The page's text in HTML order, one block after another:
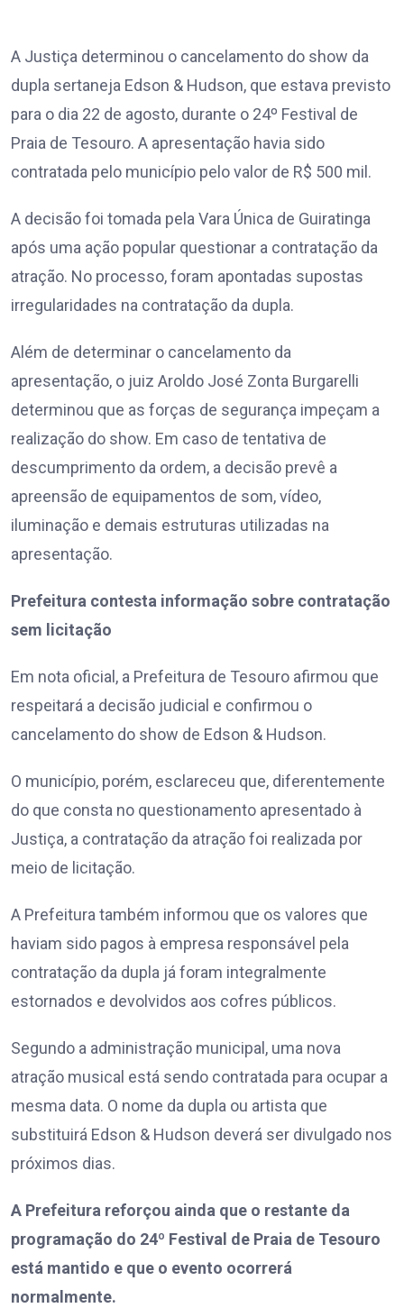
A Justiça determinou o cancelamento do show da
dupla sertaneja Edson & Hudson, que estava previsto
para o dia 22 de agosto, durante o 24º Festival de
Praia de Tesouro. A apresentação havia sido
contratada pelo município pelo valor de R$ 500 mil.
A decisão foi tomada pela Vara Única de Guiratinga
após uma ação popular questionar a contratação da
atração. No processo, foram apontadas supostas
irregularidades na contratação da dupla.
Além de determinar o cancelamento da
apresentação, o juiz Aroldo José Zonta Burgarelli
determinou que as forças de segurança impeçam a
realização do show. Em caso de tentativa de
descumprimento da ordem, a decisão prevê a
apreensão de equipamentos de som, vídeo,
iluminação e demais estruturas utilizadas na
apresentação.
Prefeitura contesta informação sobre contratação
sem licitação
Em nota oficial, a Prefeitura de Tesouro afirmou que
respeitará a decisão judicial e confirmou o
cancelamento do show de Edson & Hudson.
O município, porém, esclareceu que, diferentemente
do que consta no questionamento apresentado à
Justiça, a contratação da atração foi realizada por
meio de licitação.
A Prefeitura também informou que os valores que
haviam sido pagos à empresa responsável pela
contratação da dupla já foram integralmente
estornados e devolvidos aos cofres públicos.
Segundo a administração municipal, uma nova
atração musical está sendo contratada para ocupar a
mesma data. O nome da dupla ou artista que
substituirá Edson & Hudson deverá ser divulgado nos
próximos dias.
A Prefeitura reforçou ainda que o restante da
programação do 24º Festival de Praia de Tesouro
está mantido e que o evento ocorrerá
normalmente.